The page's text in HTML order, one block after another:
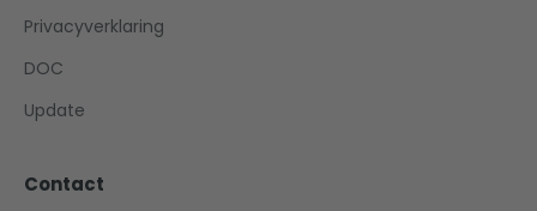
Privacyverklaring
DOC
Update
Contact